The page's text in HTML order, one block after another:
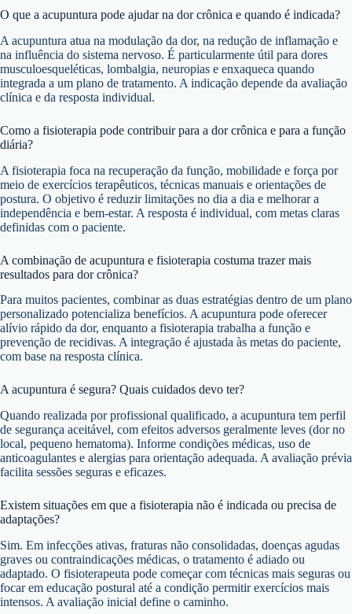
O que a acupuntura pode ajudar na dor crônica e quando é indicada?
A acupuntura atua na modulação da dor, na redução de inflamação e
na influência do sistema nervoso. É particularmente útil para dores
musculoesqueléticas, lombalgia, neuropias e enxaqueca quando
integrada a um plano de tratamento. A indicação depende da avaliação
clínica e da resposta individual.
Como a fisioterapia pode contribuir para a dor crônica e para a função
diária?
A fisioterapia foca na recuperação da função, mobilidade e força por
meio de exercícios terapêuticos, técnicas manuais e orientações de
postura. O objetivo é reduzir limitações no dia a dia e melhorar a
independência e bem-estar. A resposta é individual, com metas claras
definidas com o paciente.
A combinação de acupuntura e fisioterapia costuma trazer mais
resultados para dor crônica?
Para muitos pacientes, combinar as duas estratégias dentro de um plano
personalizado potencializa benefícios. A acupuntura pode oferecer
alívio rápido da dor, enquanto a fisioterapia trabalha a função e
prevenção de recidivas. A integração é ajustada às metas do paciente,
com base na resposta clínica.
A acupuntura é segura? Quais cuidados devo ter?
Quando realizada por profissional qualificado, a acupuntura tem perfil
de segurança aceitável, com efeitos adversos geralmente leves (dor no
local, pequeno hematoma). Informe condições médicas, uso de
anticoagulantes e alergias para orientação adequada. A avaliação prévia
facilita sessões seguras e eficazes.
Existem situações em que a fisioterapia não é indicada ou precisa de
adaptações?
Sim. Em infecções ativas, fraturas não consolidadas, doenças agudas
graves ou contraindicações médicas, o tratamento é adiado ou
adaptado. O fisioterapeuta pode começar com técnicas mais seguras ou
focar em educação postural até a condição permitir exercícios mais
intensos. A avaliação inicial define o caminho.